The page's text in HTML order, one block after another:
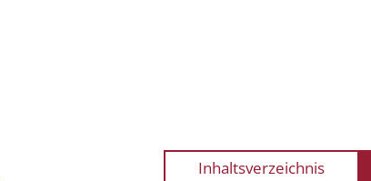
Inhaltsverzeichnis